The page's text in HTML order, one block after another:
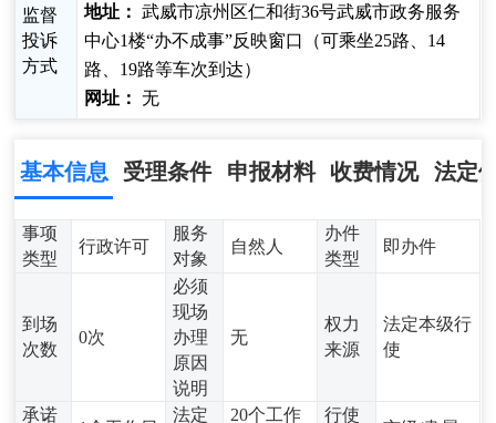
监督
投诉
方式
地址： 武威市凉州区仁和街36号武威市政务服务
中心1楼“办不成事”反映窗口（可乘坐25路、14
路、19路等车次到达）
网址： 无
基本信息 受理条件 申报材料 收费情况 法定
事项
类型
行政许可
服务
对象
自然人
办件
类型
即办件
到场
次数
0次
必须
现场
办理
原因
说明
无
权力
来源
法定本级行
使
承诺
法定
20个工作
行使